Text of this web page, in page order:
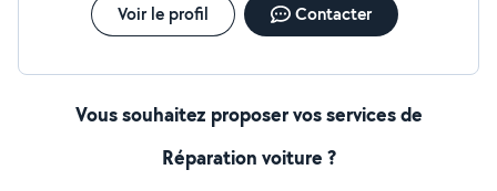
Voir le profil Contacter
Vous souhaitez proposer vos services de
Réparation voiture ?